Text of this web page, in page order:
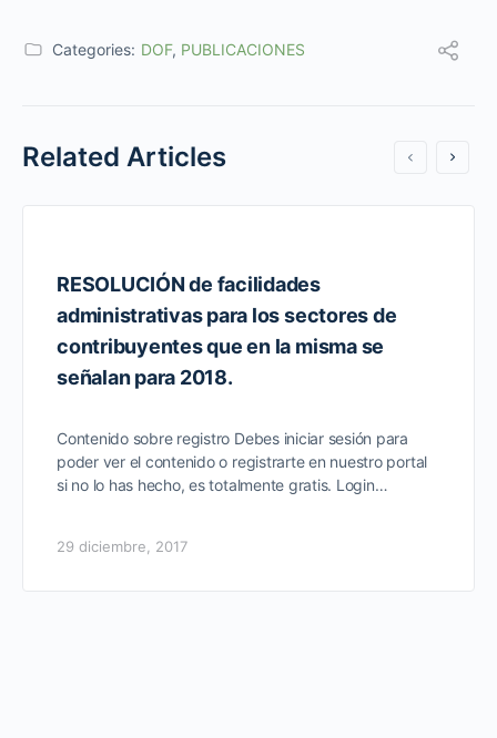
Categories: DOF, PUBLICACIONES
Related Articles
RESOLUCIÓN de facilidades
administrativas para los sectores de
contribuyentes que en la misma se
señalan para 2018.
Contenido sobre registro Debes iniciar sesión para
poder ver el contenido o registrarte en nuestro portal
si no lo has hecho, es totalmente gratis. Login…
29 diciembre, 2017